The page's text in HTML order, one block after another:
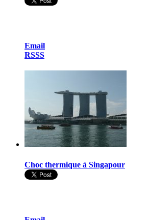
Email
RSSS
Choc thermique à Singapour